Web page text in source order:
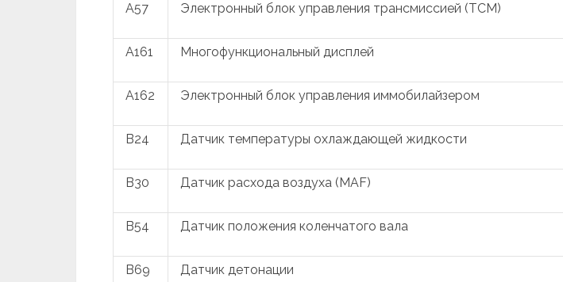
A57 Электронный блок управления трансмиссией (TCM)
A161 Многофункциональный дисплей
A162 Электронный блок управления иммобилайзером
B24 Датчик температуры охлаждающей жидкости
B30 Датчик расхода воздуха (MAF)
B54 Датчик положения коленчатого вала
B69 Датчик детонации